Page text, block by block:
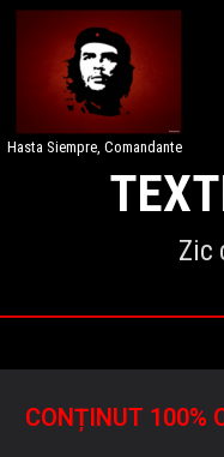
Hasta Siempre, Comandante
Zic
CONȚINUT 100%